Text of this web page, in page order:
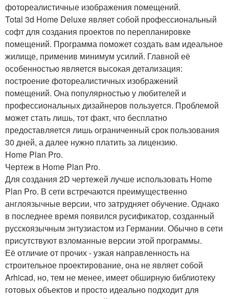
фотореалистичные изображения помещений.
Total 3d Home Deluxe являет собой профессиональный
софт для создания проектов по перепланировке
помещений. Программа поможет создать вам идеальное
жилище, применив минимум усилий. Главной её
особенностью является высокая детализация:
построение фотореалистичных изображений
помещений. Она популярностью у любителей и
профессиональных дизайнеров пользуется. Проблемой
может стать лишь, тот факт, что бесплатно
предоставляется лишь ограниченный срок пользования
30 дней, а далее нужно платить за лицензию.
Home Plan Pro.
Чертеж в Home Plan Pro.
Для создания 2D чертежей лучше использовать Home
Plan Pro. В сети встречаются преимущественно
англоязычные версии, что затрудняет обучение. Однако
в последнее время появился русификатор, созданный
русскоязычным энтузиастом из Германии. Обычно в сети
присутствуют взломанные версии этой программы.
Её отличие от прочих - узкая направленность на
строительное проектирование, она не являет собой
Arhicad, но, тем не менее, имеет обширную библиотеку
готовых объектов и просто идеально подходит для